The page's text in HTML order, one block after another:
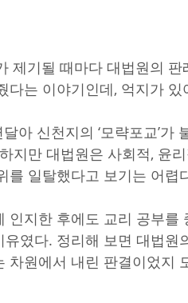
제기될 때마다 대법원의
다는 이야기인데, 억지가 있
아 신천지의 ‘모략포교’가
지만 대법원은 사회적, 윤
를 일탈했다고 보기는 어렵
인지한 후에도 교리 공부를
였다. 정리해 보면 대법원
차원에서 내린 판결이었지